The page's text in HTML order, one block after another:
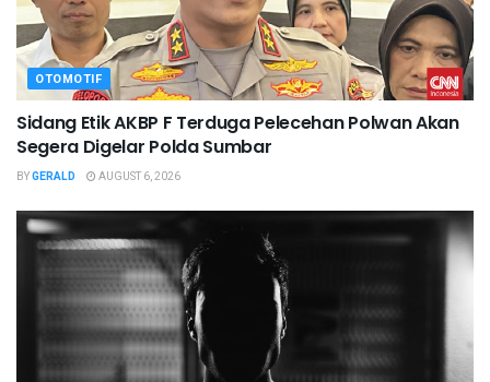
OTOMOTIF
Sidang Etik AKBP F Terduga Pelecehan Polwan Akan
Segera Digelar Polda Sumbar
BYGERALD AUGUST 6, 2026